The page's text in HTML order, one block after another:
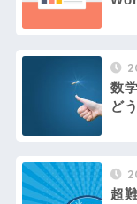
数
ど
超